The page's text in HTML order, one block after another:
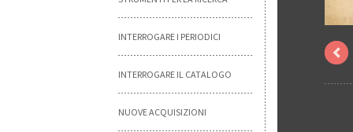
INTERROGARE I PERIODICI
INTERROGARE IL CATALOGO
NUOVE ACQUISIZIONI